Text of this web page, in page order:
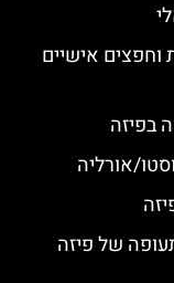
וחפצים אישיים
בפיזה
אורליה
של פיזה